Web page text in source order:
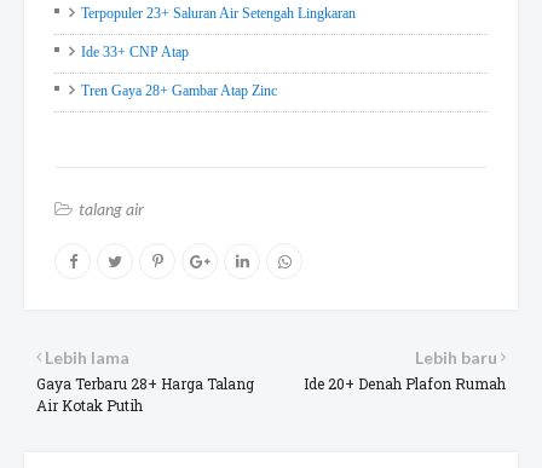
Terpopuler 23+ Saluran Air Setengah Lingkaran
Ide 33+ CNP Atap
Tren Gaya 28+ Gambar Atap Zinc
talang air
Lebih baru
Ide 20+ Denah Plafon Rumah
Lebih lama
Gaya Terbaru 28+ Harga Talang
Air Kotak Putih